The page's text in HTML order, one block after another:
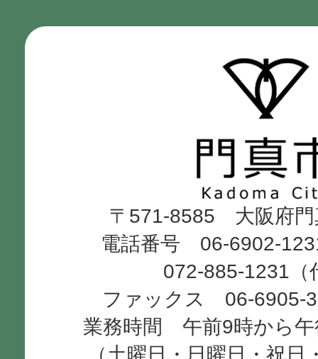
市
Kadoma
City
〒571-8585 大阪府門
電話番号 06-6902-
072-885-1231（
ファックス 06-6905-
業務時間 午前9時から午
（土曜日・日曜日・祝日